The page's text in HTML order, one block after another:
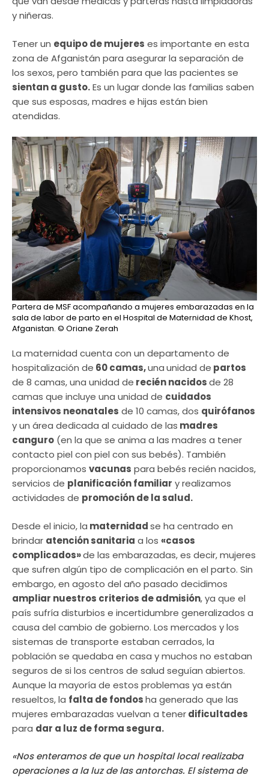
y niñeras.
Tener un equipo de mujeres es importante en esta
zona de Afganistán para asegurar la separación de
los sexos, pero también para que las pacientes se
sientan a gusto.Es un lugar donde las familias saben
que sus esposas, madres e hijas están bien
atendidas.
Partera de MSF acompañando a mujeres embarazadas en la
sala de labor de parto en el Hospital de Maternidad de Khost,
Afganistan. © Oriane Zerah
La maternidad cuenta con un departamento de
hospitalización de 60 camas,unaunidad de partos
de 8 camas, una unidad de recién nacidosde 28
camas que incluye una unidad de cuidados
intensivos neonatales de 10 camas, dos quirófanos
y un área dedicada al cuidado de las madres
canguro (en la que se anima a las madres a tener
contacto piel con piel con sus bebés). También
proporcionamos vacunas para bebés recién nacidos,
servicios de planificación familiar y realizamos
actividades de promoción de la salud.
Desde el inicio, la maternidadse ha centrado en
brindar atención sanitaria a los «casos
complicados»de las embarazadas, es decir, mujeres
que sufren algún tipo de complicación en el parto. Sin
embargo, en agosto del año pasado decidimos
ampliar nuestros criterios de admisión, ya que el
país sufría disturbios e incertidumbre generalizados a
causa del cambio de gobierno. Los mercados y los
sistemas de transporte estaban cerrados, la
población se quedaba en casa y muchos no estaban
seguros de si los centros de salud seguían abiertos.
Aunque la mayoría de estos problemas ya están
resueltos, la falta de fondosha generado que las
mujeres embarazadas vuelvan a tenerdificultades
para dar a luz de forma segura.
«Nos enteramos de que un hospital local realizaba
operaciones a la luz de las antorchas. El sistema de